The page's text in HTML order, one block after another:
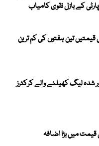
تین ہفتوں کی کم ترین
شدہ لیگ کھیلنے والے کرکٹرز
میں بڑا اضافہ